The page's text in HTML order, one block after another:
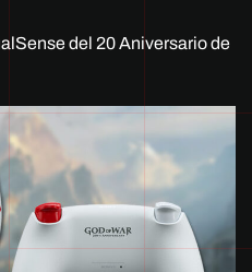
del 20 Aniversario de